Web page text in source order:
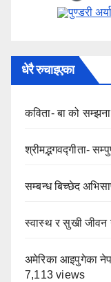
पुण्डरी
धेरै रुचाइएका
कविता- बा को
श्रीमद्भगवद्गीता-
सम्बन्ध बिच्छेद
स्वास्थ र सुखी जीवन
अमेरिका आइपुगेका
7,113 views